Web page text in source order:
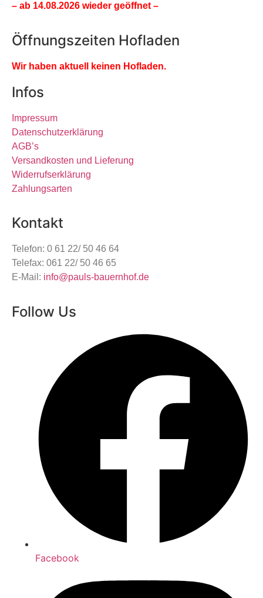
– ab 14.08.2026 wieder geöffnet –
Öffnungszeiten Hofladen
Wir haben aktuell keinen Hofladen.
Infos
Impressum
Datenschutzerklärung
AGB’s
Versandkosten und Lieferung
Widerrufserklärung
Zahlungsarten
Kontakt
Telefon: 0 61 22/ 50 46 64
Telefax: 061 22/ 50 46 65
E-Mail: info@pauls-bauernhof.de
Follow Us
Facebook